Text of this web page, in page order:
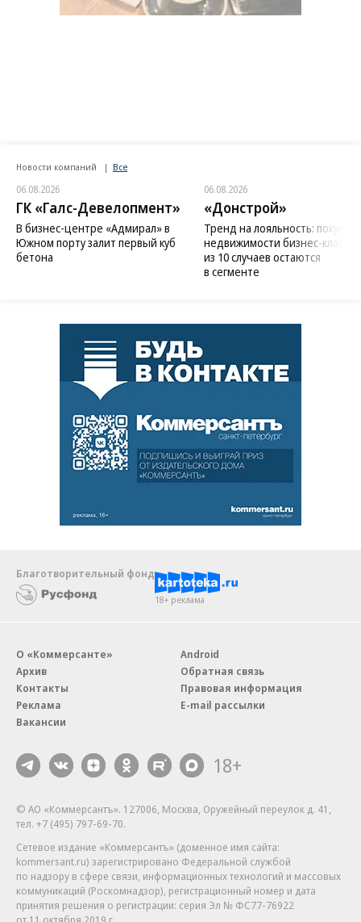
Новости компаний Все
06.08.2026
ГК «Галс-Девелопмент»
В бизнес-центре «Адмирал» в
Южном порту залит первый куб
бетона
06.08.2026
«Донстрой»
Тренд на лояльность:
недвижимости бизнес-класса
из 10 случаев остаются
в сегменте
Благотворительный фонд
18+ реклама
О «Коммерсанте»
Архив
Контакты
Реклама
Вакансии
Android
Обратная связь
Правовая информация
E-mail рассылки
18+
© АО «Коммерсантъ». 127006, Москва, Оружейный переулок д. 41,
тел. +7 (495) 797-69-70.
Сетевое издание «Коммерсантъ» (доменное имя сайта:
kommersant.ru) зарегистрировано Федеральной службой
по надзору в сфере связи, информационных технологий и массовых
коммуникаций (Роскомнадзор), регистрационный номер и дата
принятия решения о регистрации: серия Эл № ФС77-76922